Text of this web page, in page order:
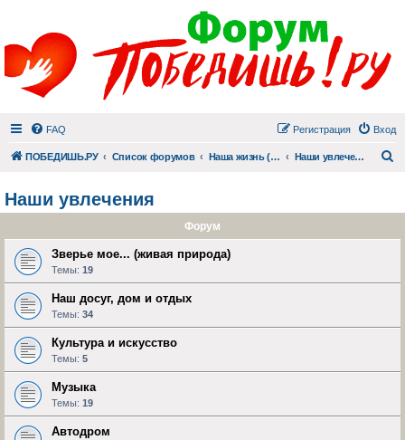
FAQ Вход
Регистрация
ПОБЕДИШЬ.РУ Список форумов Наша жизнь (не всё же о суициде!) Наши увлечения
Наши увлечения
Форум
Зверье мое... (живая природа)
Темы: 19
Наш досуг, дом и отдых
Темы: 34
Культура и искусство
Темы: 5
Музыка
Темы: 19
Автодром